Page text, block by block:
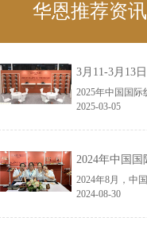
华恩推荐资讯
2025-03-05
2024-08-30